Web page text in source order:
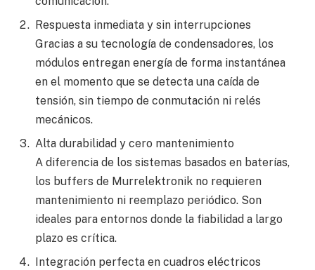
Respuesta inmediata y sin interrupciones
Gracias a su tecnología de condensadores, los
módulos entregan energía de forma instantánea
en el momento que se detecta una caída de
tensión, sin tiempo de conmutación ni relés
mecánicos.
Alta durabilidad y cero mantenimiento
A diferencia de los sistemas basados en baterías,
los buffers de Murrelektronik no requieren
mantenimiento ni reemplazo periódico. Son
ideales para entornos donde la fiabilidad a largo
plazo es crítica.
Integración perfecta en cuadros eléctricos